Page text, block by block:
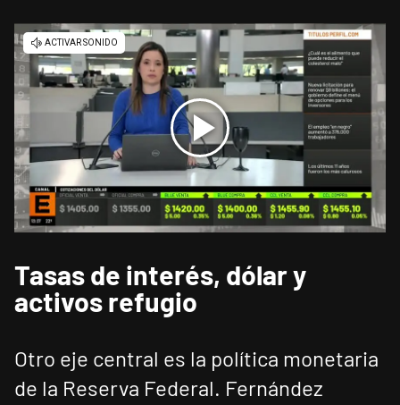
Tasas de interés, dólar y
activos refugio
Otro eje central es la política monetaria
de la Reserva Federal. Fernández